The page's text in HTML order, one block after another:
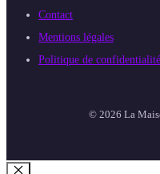
Contact
Mentions légales
Politique de confidentialité
© 2026 La